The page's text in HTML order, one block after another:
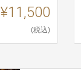
¥11,500
(税込)